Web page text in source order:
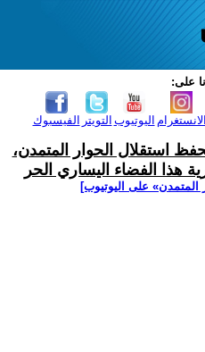
على:
الفيسبوك التويتر اليوتيوب الانستغرام
استقلال الحوار المتمدن،
هذا الفضاء اليساري الحر
المتمدن» على اليوتيوب]